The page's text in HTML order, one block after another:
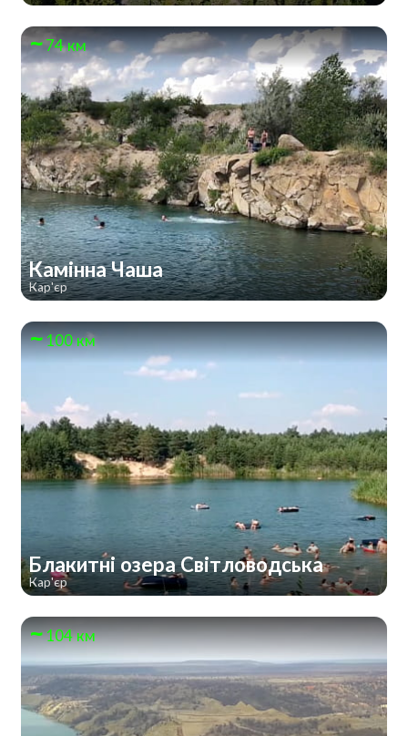
74 км
Камінна Чаша
Кар'єр
100 км
Блакитні озера Світловодська
Кар'єр
104 км